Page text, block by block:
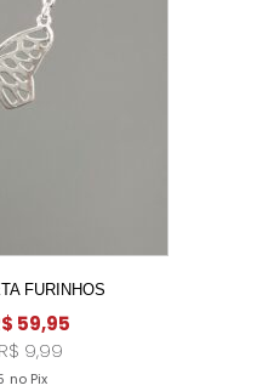
FURINHOS
59,95
R$ 9,99
no Pix